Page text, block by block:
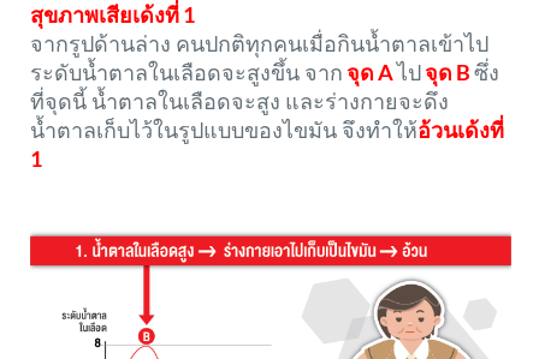
สุขภาพเสียเด้งที่ 1
จากรูปด้านล่าง คนปกติทุกคนเมื่อกินน้ำตาลเข้าไป
ระดับน้ำตาลในเลือดจะสูงขึ้น จากจุด Aไปจุด Bซึ่ง
ที่จุดนี้ น้ำตาลในเลือดจะสูง และร่างกายจะดึง
น้ำตาลเก็บไว้ในรูปแบบของไขมัน จึงทำให้อ้วนเด้งที่
1